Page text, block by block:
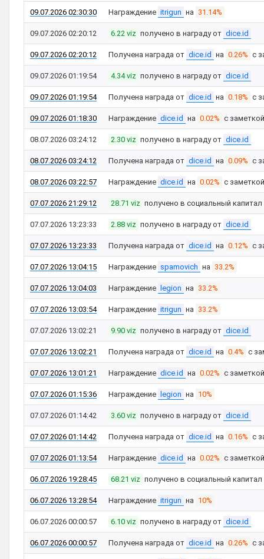
09.07.2026 02:30:30 Награждение itrigun на 31.14%
09.07.2026 02:20:12 6.22 viz получено в награду от dice.id
09.07.2026 02:20:12 Получена награда от dice.id на 0.26% с
09.07.2026 01:19:54 4.34 viz получено в награду от dice.id
09.07.2026 01:19:54 Получена награда от dice.id на 0.18% с
09.07.2026 01:18:30 Награждение dice.id на 0.02% с
08.07.2026 03:24:12 2.30 viz получено в награду от dice.id
08.07.2026 03:24:12 Получена награда от dice.id на 0.09% с
08.07.2026 03:22:57 Награждение dice.id на 0.02% с
07.07.2026 21:29:12 28.71 viz получено в социальный
07.07.2026 13:23:33 2.88 viz получено в награду от dice.id
07.07.2026 13:23:33 Получена награда от dice.id на 0.12% с
07.07.2026 13:04:15 Награждение spamovich на 33.2%
07.07.2026 13:04:03 Награждение legion на 33.2%
07.07.2026 13:03:54 Награждение itrigun на 33.2%
07.07.2026 13:02:21 9.90 viz получено в награду от dice.id
07.07.2026 13:02:21 Получена награда от dice.id на 0.4% с
07.07.2026 13:01:21 Награждение dice.id на 0.02% с
07.07.2026 01:15:36 Награждение legion на 10%
07.07.2026 01:14:42 3.60 viz получено в награду от dice.id
07.07.2026 01:14:42 Получена награда от dice.id на 0.16% с
07.07.2026 01:13:54 Награждение dice.id на 0.02% с
06.07.2026 19:28:45 68.21 viz получено в социальный
06.07.2026 13:28:54 Награждение itrigun на 10%
06.07.2026 00:00:57 6.10 viz получено в награду от dice.id
06.07.2026 00:00:57 Получена награда от dice.id на 0.26% с